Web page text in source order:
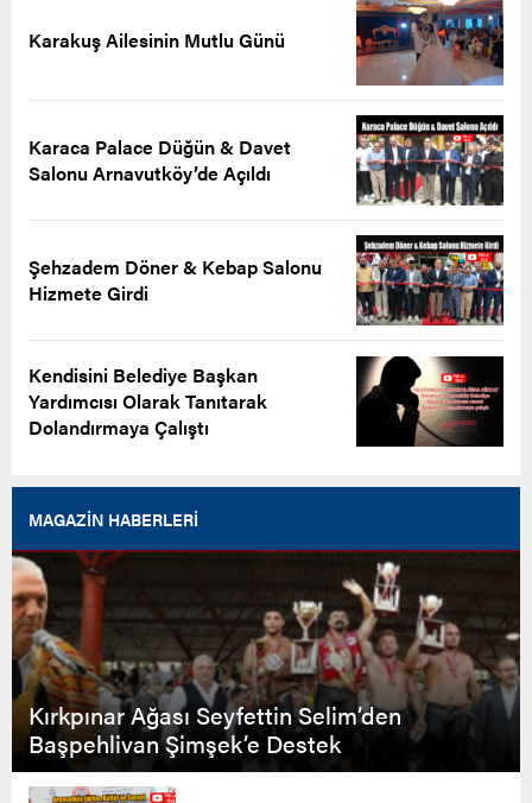
Karakuş Ailesinin Mutlu Günü
Karaca Palace Düğün & Davet
Salonu Arnavutköy’de Açıldı
Şehzadem Döner & Kebap Salonu
Hizmete Girdi
Kendisini Belediye Başkan
Yardımcısı Olarak Tanıtarak
Dolandırmaya Çalıştı
MAGAZİN HABERLERİ
Kırkpınar Ağası Seyfettin Selim’den
Başpehlivan Şimşek’e Destek